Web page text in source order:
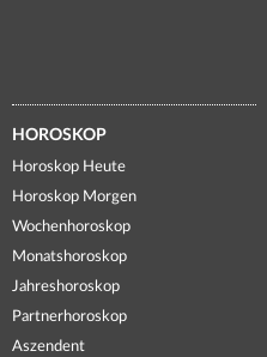
HOROSKOP
Horoskop Heute
Horoskop Morgen
Wochenhoroskop
Monatshoroskop
Jahreshoroskop
Partnerhoroskop
Aszendent